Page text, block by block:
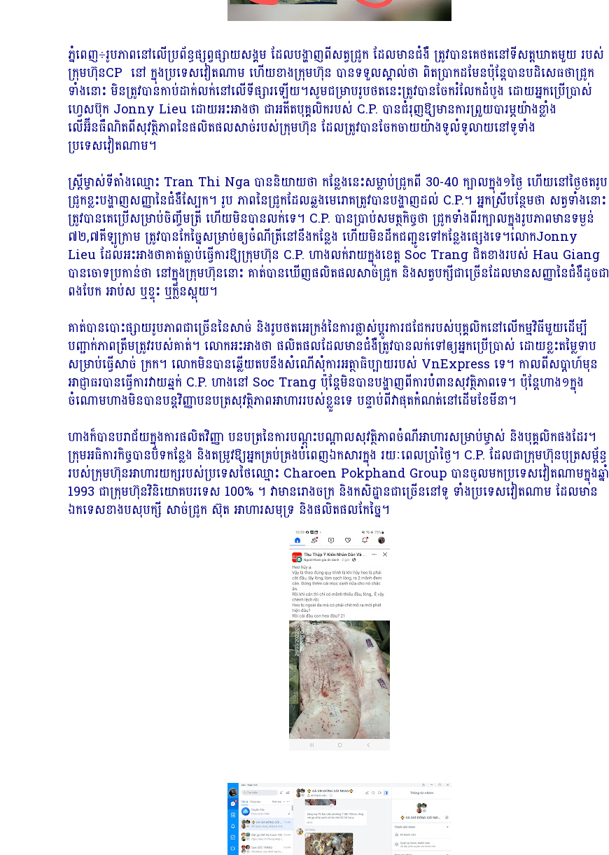
ភ្នំពេញ÷រូបភាពនៅលើប្រព័ន្ធផ្សព្វផ្សាយសង្គម ដែលបង្ហាញពីសត្វជ្រូក ដែលមានជំងឺ ត្រូវបានគេថតនៅទីសត្តឃាតមួយ របស់
ក្រុមហ៊ុនCP នៅ ក្នុងប្រទេសវៀតណាម ហើយខាងក្រុមហ៊ុន បានទទួលស្គាល់ថា ពិតប្រាកដមែនប៉ុន្តែបានបដិសេធថាជ្រូក
ទាំងនោះ មិនត្រូវបានកាប់ដាក់លក់នៅលើទីផ្សារឡើយ។សូមជម្រាបរូបថតនេះត្រូវបានចែករំលែកដំបូង ដោយអ្នកប្រើប្រាស់
ហ្វេសប៊ុក Jonny Lieu ដោយអះអាងថា ជាអតីតបុគ្គលិករបស់ C.P. បានជំរុញឱ្យមានការព្រួយបារម្ភយ៉ាងខ្លាំង
លើអ៊ីនធឺណិតពីសុវត្ថិភាពនៃផលិតផលសាច់របស់ក្រុមហ៊ុន ដែលត្រូវបានចែកចាយយ៉ាងទូលំទូលាយនៅទូទាំង
ប្រទេសវៀតណាម។
ស្ត្រីម្ចាស់ទីតាំងឈ្មោះ Tran Thi Nga បាននិយាយថា កន្លែងនេះសម្លាប់ជ្រូកពី 30-40 ក្បាលក្នុង១ថ្ងៃ ហើយនៅថ្ងៃថតរូប
ជ្រូកខ្លះបង្ហាញសញ្ញានៃជំងឺស្បែក។ រូប ភាពនៃជ្រូកដែលឆ្លងមេរោគត្រូវបានបង្ហាញដល់ C.P.។ អ្នកស្រីបន្ថែម​ថា សត្វ​ទាំង​នោះ​
ត្រូវ​បាន​គេ​ប្រើ​សម្រាប់​ចិញ្ចឹម​ត្រី ហើយ​មិន​បាន​លក់​ទេ។ C.P. បានប្រាប់សមត្ថកិច្ចថា ជ្រូកទាំងពីរក្បាលក្នុងរូបភាពមានទម្ងន់
៧២,៧គីឡូក្រាម ត្រូវបានកែច្នៃសម្រាប់ឲ្យចំណីត្រីនៅនឹងកន្លែង ហើយមិនដឹកជញ្ជូនទៅកន្លែងផ្សេងទេ។លោកJonny
Lieu ដែលអះអាងថា​គាត់​ធ្លាប់​ធ្វើ​ការ​ឱ្យក្រុមហ៊ុន C.P. ហាងលក់រាយក្នុងខេត្ត Soc Trang ជិតខាងរបស់ Hau Giang
បានចោទប្រកាន់ថា នៅក្នុងក្រុមហ៊ុននោះ គាត់បានឃើញផលិតផលសាច់ជ្រូក និងសត្វបក្សីជាច្រើនដែលមានសញ្ញានៃជំងឺដូចជា
ពងបែក អាប់ស ឬខ្ទុះ ឬក្លិនស្អុយ។
គាត់បានបោះផ្សាយរូបភាពជាច្រើននៃសាច់ និងរូបថតអេក្រង់នៃការផ្លាស់ប្តូរការជជែករបស់បុគ្គលិកនៅលើកម្មវិធីមួយដើម្បី
បញ្ជាក់ភាពត្រឹមត្រូវរបស់គាត់។ លោក​អះអាង​ថា ផលិតផល​ដែល​មាន​ជំងឺ​ត្រូវ​បាន​លក់​ទៅ​ឲ្យ​អ្នក​ប្រើប្រាស់ ដោយ​ខ្លះ​តម្លៃ​ទាប​
សម្រាប់​ធ្វើ​សាច់ ក្រក។ លោក​មិន​បាន​ឆ្លើយ​តប​នឹង​សំណើ​សុំ​ការ​អត្ថាធិប្បាយ​របស់ VnExpress ទេ។ កាលពីសប្តាហ៍មុន
អាជ្ញាធរបានធ្វើការវាយឆ្មក់ C.P. ហាងនៅ Soc Trang ប៉ុន្តែមិនបានបង្ហាញពីការបំពានសុវត្ថិភាពទេ។ ប៉ុន្តែ​ហាង១ក្នុង​
ចំណោម​ហាង​មិន​បាន​បន្ត​វិញ្ញាបនបត្រ​សុវត្ថិភាព​អាហារ​របស់​ខ្លួន​ទេ បន្ទាប់​ពី​វា​ផុត​កំណត់​នៅ​ដើម​ខែ​មីនា។
ហាងក៏បានបរាជ័យក្នុងការផលិតវិញ្ញា បនបត្រនៃការបណ្តុះបណ្តាលសុវត្ថិភាពចំណីអាហារសម្រាប់ម្ចាស់ និងបុគ្គលិកផងដែរ។
ក្រុមអធិការកិច្ចបានបិទកន្លែង និងតម្រូវឱ្យអ្នកគ្រប់គ្រងបំពេញឯកសារក្នុង រយៈពេលប្រាំថ្ងៃ។ C.P. ដែលជាក្រុមហ៊ុនបុត្រសម្ព័ន្ធ
របស់ក្រុមហ៊ុនអាហារយក្សរបស់ប្រទេសថៃឈ្មោះ Charoen Pokphand Group បានចូលមកប្រទេសវៀតណាមក្នុងឆ្នាំ
1993 ជាក្រុមហ៊ុនវិនិយោគបរទេស 100% ។ វាមានរោងចក្រ និងកសិដ្ឋានជាច្រើននៅទូ ទាំងប្រទេសវៀតណាម ដែលមាន
ឯកទេសខាងបសុបក្សី សាច់ជ្រូក ស៊ុត អាហារសមុទ្រ និងផលិតផលកែច្នៃ។